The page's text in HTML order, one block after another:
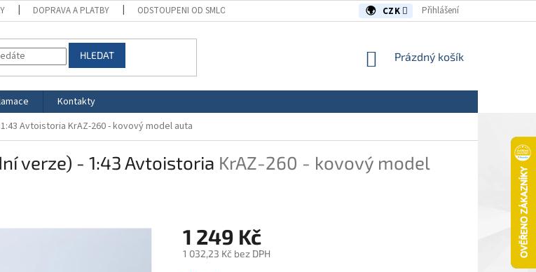
DOPRAVA A PLATBY ODSTOUPENI OD SMLOUVY/REKLAMACE CZK Přihlášení
HLEDAT
NÁKUPNÍ
Prázdný košík
Kontakty
Avtoistoria KrAZ-260 - kovový model auta
verze) - 1:43 Avtoistoria KrAZ-260 - kovový model
1 249 Kč
1 032,23 Kč bez DPH